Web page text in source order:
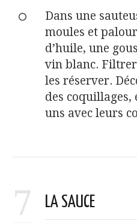
Dans une
moules et
d’huile, une
vin blanc. Filtrer
les réserver.
des coquillages,
uns avec leurs
7 LA SAUCE